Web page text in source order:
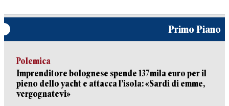
Primo Piano
Polemica
Imprenditore bolognese spende 137mila euro per il
pieno dello yacht e attacca l’isola: «Sardi di emme,
vergognatevi»